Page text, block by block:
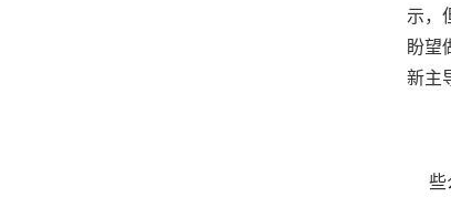
示，
盼望
新主
些